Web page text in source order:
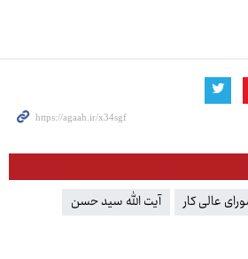
عالی کار
آیت ‌الله سید حسن